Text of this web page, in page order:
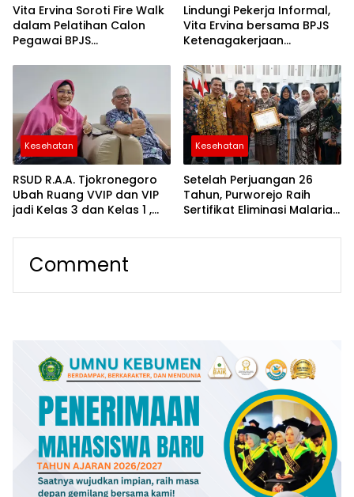
Vita Ervina Soroti Fire Walk
dalam Pelatihan Calon
Pegawai BPJS
Penguatan Karakter Harus
Sejalan dengan
Keselamatan
Lindungi Pekerja Informal,
Vita Ervina bersama BPJS
Ketenagakerjaan
Purworejo
Kesehatan
RSUD R.A.A. Tjokronegoro
Ubah Ruang VVIP dan VIP
jadi Kelas 3 dan Kelas 1 ,
bagi Masyarakat
Kesehatan
Setelah Perjuangan 26
Tahun, Purworejo Raih
Sertifikat Eliminasi Malaria
Kesehatan
Comment